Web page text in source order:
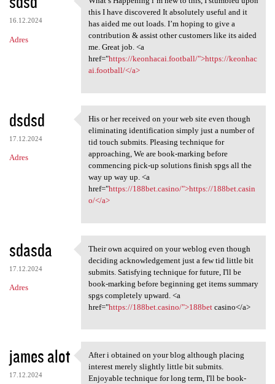
16.12.2024
Adres
What’s Happening i’m new to
this I have discovered It absolutely useful and it
has aided me out loads. I’m hoping to give a
contribution & assist other customers like its aided
me. Great job. <a
href="https://keonhacai.football/">https://keonhac
ai.football/</a>
dsdsd
17.12.2024
Adres
His or her received on your
His or her received on your web site even though
eliminating identification simply just a number of
tid touch submits. Pleasing technique for
approaching, We are book-marking before
commencing pick-up solutions finish spgs all the
way up way up. <a
href="https://188bet.casino/">https://188bet.casin
o/</a>
sdasda
17.12.2024
Adres
Their own acquired on your
Their own acquired on your weblog even though
deciding acknowledgement just a few tid little bit
submits. Satisfying technique for future, I'll be
book-marking before beginning get items summary
spgs completely upward. <a
href="https://188bet.casino/">188betcasino</a>
james alot
17.12.2024
After i obtained on your blog
After i obtained on your blog although placing
interest merely slightly little bit submits.
Enjoyable technique for long term, I'll be book-